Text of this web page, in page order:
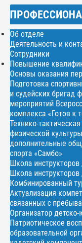
Об отделе
Деятельность и
Сотрудники
Повышение
Основы оказания
Подготовка
и судейских бригад
мероприятий
комплекса «Готов к
Технико-
физической
дополнительные
спорта «Самбо»
Школа
Школа
Комбинированный
Актуализация
связанных с
Организатор
Патриотическое
образовательной